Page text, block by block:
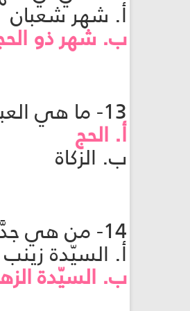
أ. شهر شعبان
ب. شهر ذو
13- ما هي العبادة التي يؤدِّيها الإمام المهدي (عجّل الله فرجه) كلّ سنة؟
أ. الحج
ب. الزكاة
14- من هي جدَّة الإمام المهدي (عجّل الله فرجه) التي يكشف عن قبرها بعد ظهوره؟
أ. السيّدة
ب. السيّدة